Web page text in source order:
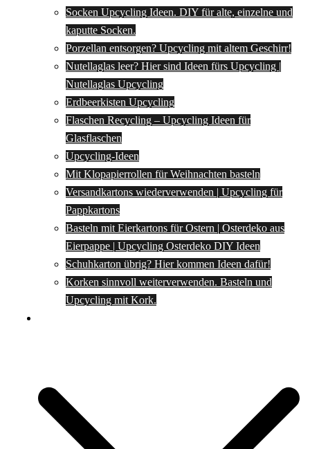
Socken Upcycling Ideen. DIY für alte, einzelne und
kaputte Socken.
Porzellan entsorgen? Upcycling mit altem Geschirr!
Nutellaglas leer? Hier sind Ideen fürs Upcycling |
Nutellaglas Upcycling
Erdbeerkisten Upcycling
Flaschen Recycling – Upcycling Ideen für
Glasflaschen
Upcycling-Ideen
Mit Klopapierrollen für Weihnachten basteln
Versandkartons wiederverwenden | Upcycling für
Pappkartons
Basteln mit Eierkartons für Ostern | Osterdeko aus
Eierpappe | Upcycling Osterdeko DIY Ideen
Schuhkarton übrig? Hier kommen Ideen dafür!
Korken sinnvoll weiterverwenden. Basteln und
Upcycling mit Kork.